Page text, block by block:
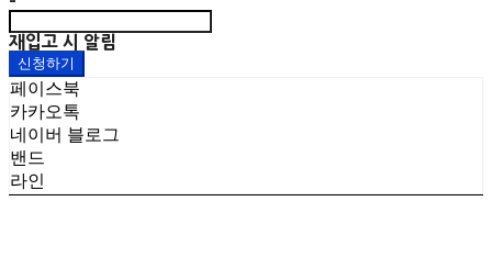
재입고 시 알림
신청하기
페이스북
카카오톡
네이버 블로그
밴드
라인